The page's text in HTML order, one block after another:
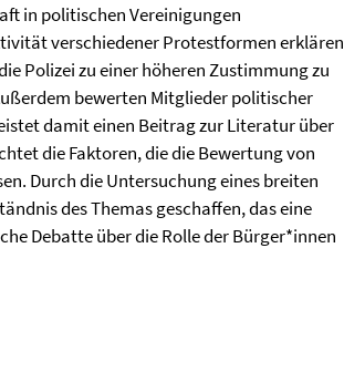
in politischen Vereinigungen
verschiedener Protestformen erklären
Polizei zu einer höheren Zustimmung zu
bewerten Mitglieder politischer
damit einen Beitrag zur Literatur über
die Faktoren, die die Bewertung von
Durch die Untersuchung eines breiten
des Themas geschaffen, das eine
Debatte über die Rolle der Bürger*innen